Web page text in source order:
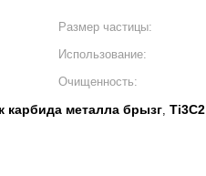
Размер частицы:
Использование:
Очищенность:
металла брызг, Ti3C2